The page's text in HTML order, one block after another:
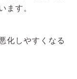
ます。
化しやすくなる